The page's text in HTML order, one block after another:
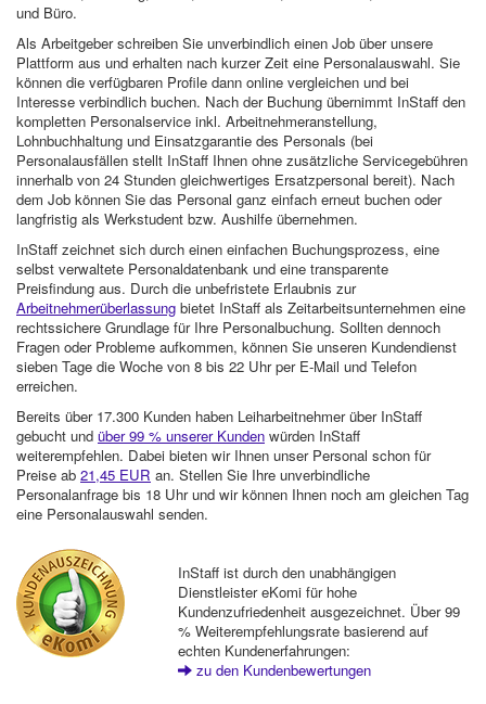
und Büro.
Als Arbeitgeber schreiben Sie unverbindlich einen Job über unsere
Plattform aus und erhalten nach kurzer Zeit eine Personalauswahl. Sie
können die verfügbaren Profile dann online vergleichen und bei
Interesse verbindlich buchen. Nach der Buchung übernimmt InStaff den
kompletten Personalservice inkl. Arbeitnehmeranstellung,
Lohnbuchhaltung und Einsatzgarantie des Personals (bei
Personalausfällen stellt InStaff Ihnen ohne zusätzliche Servicegebühren
innerhalb von 24 Stunden gleichwertiges Ersatzpersonal bereit). Nach
dem Job können Sie das Personal ganz einfach erneut buchen oder
langfristig als Werkstudent bzw. Aushilfe übernehmen.
InStaff zeichnet sich durch einen einfachen Buchungsprozess, eine
selbst verwaltete Personaldatenbank und eine transparente
Preisfindung aus. Durch die unbefristete Erlaubnis zur
Arbeitnehmerüberlassung bietet InStaff als Zeitarbeitsunternehmen eine
rechtssichere Grundlage für Ihre Personalbuchung. Sollten dennoch
Fragen oder Probleme aufkommen, können Sie unseren Kundendienst
sieben Tage die Woche von 8 bis 22 Uhr per E-Mail und Telefon
erreichen.
Bereits über 17.300 Kunden haben Leiharbeitnehmer über InStaff
gebucht und über 99 % unserer Kunden würden InStaff
weiterempfehlen. Dabei bieten wir Ihnen unser Personal schon für
Preise ab 21,45 EUR an. Stellen Sie Ihre unverbindliche
Personalanfrage bis 18 Uhr und wir können Ihnen noch am gleichen Tag
eine Personalauswahl senden.
InStaff ist durch den unabhängigen
Dienstleister eKomi für hohe
Kundenzufriedenheit ausgezeichnet. Über 99
% Weiterempfehlungsrate basierend auf
echten Kundenerfahrungen:
zu den Kundenbewertungen